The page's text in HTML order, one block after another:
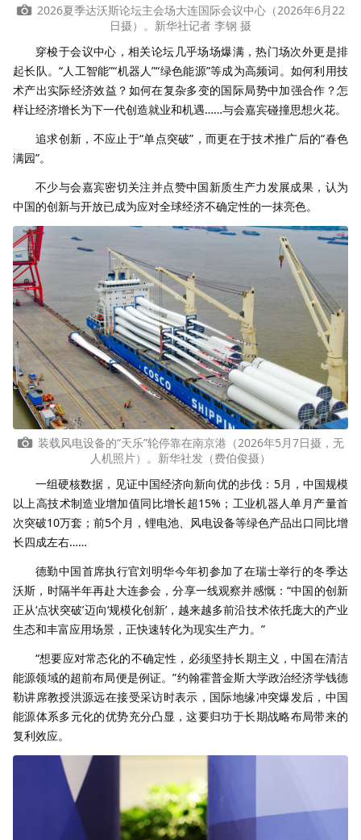
2026夏季达沃斯论坛主会场大连国际会议中心（2026年6月22
日摄）。新华社记者 李钢 摄
穿梭于会议中心，相关论坛几乎场场爆满，热门场次外更是排
起长队。“人工智能”“机器人”“绿色能源”等成为高频词。如何利用技
术产出实际经济效益？如何在复杂多变的国际局势中加强合作？怎
样让经济增长为下一代创造就业和机遇……与会嘉宾碰撞思想火花。
追求创新，不应止于“单点突破”，而更在于技术推广后的“春色
满园”。
不少与会嘉宾密切关注并点赞中国新质生产力发展成果，认为
中国的创新与开放已成为应对全球经济不确定性的一抹亮色。
装载风电设备的“天乐”轮停靠在南京港（2026年5月7日摄，无
人机照片）。新华社发（费伯俊摄）
一组硬核数据，见证中国经济向新向优的步伐：5月，中国规模
以上高技术制造业增加值同比增长超15%；工业机器人单月产量首
次突破10万套；前5个月，锂电池、风电设备等绿色产品出口同比增
长四成左右……
德勤中国首席执行官刘明华今年初参加了在瑞士举行的冬季达
沃斯，时隔半年再赴大连参会，分享一线观察并感慨：“中国的创新
正从‘点状突破’迈向‘规模化创新’，越来越多前沿技术依托庞大的产业
生态和丰富应用场景，正快速转化为现实生产力。”
“想要应对常态化的不确定性，必须坚持长期主义，中国在清洁
能源领域的超前布局便是例证。”约翰霍普金斯大学政治经济学钱德
勒讲席教授洪源远在接受采访时表示，国际地缘冲突爆发后，中国
能源体系多元化的优势充分凸显，这要归功于长期战略布局带来的
复利效应。